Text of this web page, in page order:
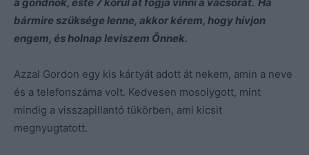
bármire szüksége lenne, akkor kérem, hogy hívjon
engem, és holnap leviszem Önnek.
Azzal Gordon egy kis kártyát adott át nekem, amin a neve
és a telefonszáma volt. Kedvesen mosolygott, mint
mindig a visszapillantó tükörben, ami kicsit
megnyugtatott.